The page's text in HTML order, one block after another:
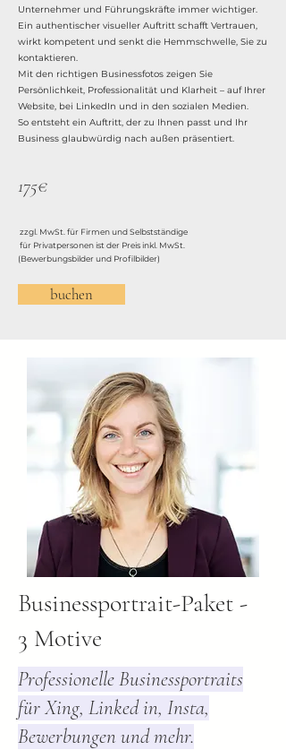
Unternehmer und Führungskräfte immer wichtiger.
Ein authentischer visueller Auftritt schafft Vertrauen,
wirkt kompetent und senkt die Hemmschwelle, Sie zu
kontaktieren.
Mit den richtigen Businessfotos zeigen Sie
Persönlichkeit, Professionalität und Klarheit – auf Ihrer
Website, bei LinkedIn und in den sozialen Medien.
So entsteht ein Auftritt, der zu Ihnen passt und Ihr
Business glaubwürdig nach außen präsentiert.
175€
zzgl. MwSt. für Firmen und Selbstständige
für Privatpersonen ist der Preis inkl. MwSt.
(Bewerbungsbilder und Profilbilder)
buchen
Businessportrait-Paket -
3 Motive
Professionelle Businessportraits
für Xing, Linked in, Insta,
Bewerbungen und mehr.